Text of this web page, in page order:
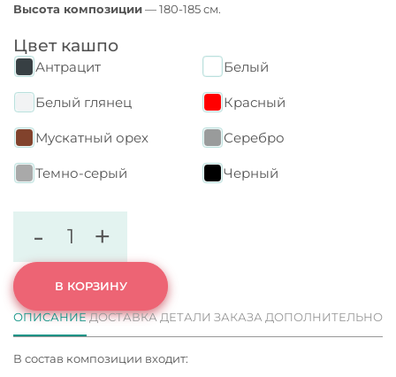
Высота композиции— 180-185 см.
Цвет кашпо
Антрацит Белый
Белый глянец Красный
Мускатный орех Серебро
Темно-серый Черный
- +
В КОРЗИНУ
ОПИСАНИЕДОСТАВКАДЕТАЛИ ЗАКАЗА ДОПОЛНИТЕЛЬНО
В состав композиции входит: